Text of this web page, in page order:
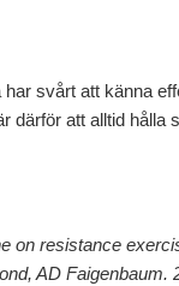
svårt att känna
därför att alltid hålla
on resistance
AD Faigenbaum.